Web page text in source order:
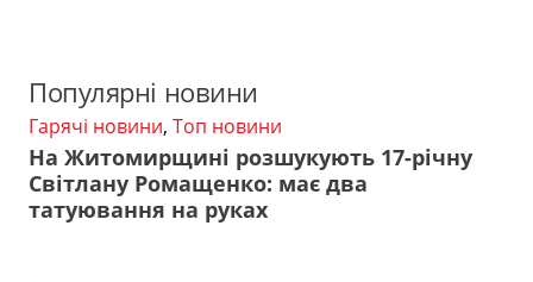
Популярні новини
Гарячі новини, Топ новини
На Житомирщині розшукують 17-річну
Світлану Ромащенко: має два
татуювання на руках